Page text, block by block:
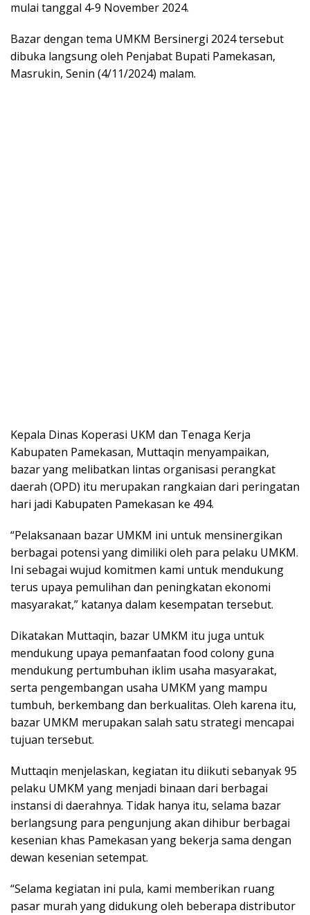
mulai tanggal 4-9 November 2024.
Bazar dengan tema UMKM Bersinergi 2024 tersebut
dibuka langsung oleh Penjabat Bupati Pamekasan,
Masrukin, Senin (4/11/2024) malam.
Kepala Dinas Koperasi UKM dan Tenaga Kerja
Kabupaten Pamekasan, Muttaqin menyampaikan,
bazar yang melibatkan lintas organisasi perangkat
daerah (OPD) itu merupakan rangkaian dari peringatan
hari jadi Kabupaten Pamekasan ke 494.
“Pelaksanaan bazar UMKM ini untuk mensinergikan
berbagai potensi yang dimiliki oleh para pelaku UMKM.
Ini sebagai wujud komitmen kami untuk mendukung
terus upaya pemulihan dan peningkatan ekonomi
masyarakat,” katanya dalam kesempatan tersebut.
Dikatakan Muttaqin, bazar UMKM itu juga untuk
mendukung upaya pemanfaatan food colony guna
mendukung pertumbuhan iklim usaha masyarakat,
serta pengembangan usaha UMKM yang mampu
tumbuh, berkembang dan berkualitas. Oleh karena itu,
bazar UMKM merupakan salah satu strategi mencapai
tujuan tersebut.
Muttaqin menjelaskan, kegiatan itu diikuti sebanyak 95
pelaku UMKM yang menjadi binaan dari berbagai
instansi di daerahnya. Tidak hanya itu, selama bazar
berlangsung para pengunjung akan dihibur berbagai
kesenian khas Pamekasan yang bekerja sama dengan
dewan kesenian setempat.
“Selama kegiatan ini pula, kami memberikan ruang
pasar murah yang didukung oleh beberapa distributor